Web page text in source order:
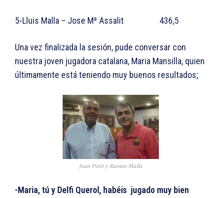
5-Lluis Malla – Jose Mª Assalit 436,5
Una vez finalizada la sesión, pude conversar con
nuestra joven jugadora catalana, Maria Mansilla, quien
últimamente está teniendo muy buenos resultados;
Juan Pont y Ramon Malla
-Maria, tú y Delfi Querol, habéis jugado muy bien